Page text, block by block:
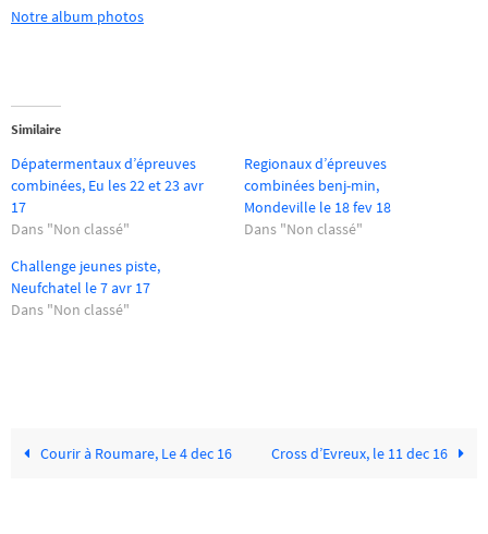
Notre album photos
Similaire
Dépatermentaux d’épreuves
combinées, Eu les 22 et 23 avr
17
Dans "Non classé"
Regionaux d’épreuves
combinées benj-min,
Mondeville le 18 fev 18
Dans "Non classé"
Challenge jeunes piste,
Neufchatel le 7 avr 17
Dans "Non classé"
Courir à Roumare, Le 4 dec 16 Cross d’Evreux, le 11 dec 16